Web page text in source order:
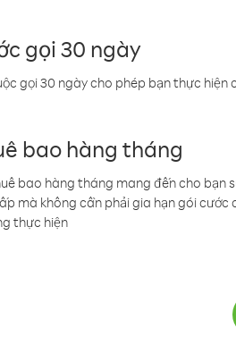
gọi 30 ngày
gọi 30 ngày cho phép bạn thực
bao hàng tháng
bao hàng tháng mang đến cho bạn
mà không cần phải gia hạn gói
thực hiện